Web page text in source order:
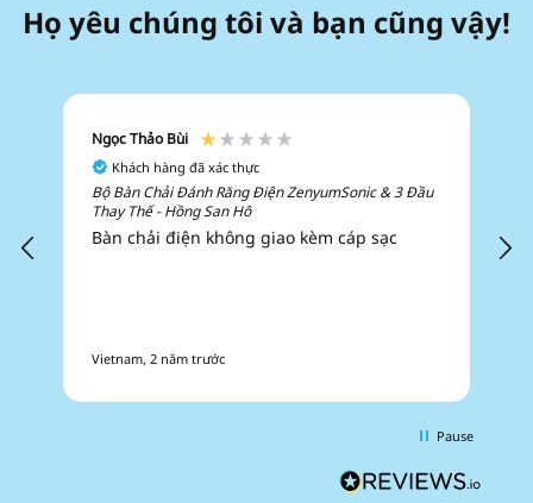
Họ yêu chúng tôi và bạn cũng vậy!
Ngọc Thảo Bùi
Khách hàng đã xác thực
Bộ Bàn Chải Đánh Răng Điện ZenyumSonic & 3 Đầu
Thay Thế - Hồng San Hô
Bàn chải điện không giao kèm cáp sạc
Vietnam, 2 năm trước
Pause